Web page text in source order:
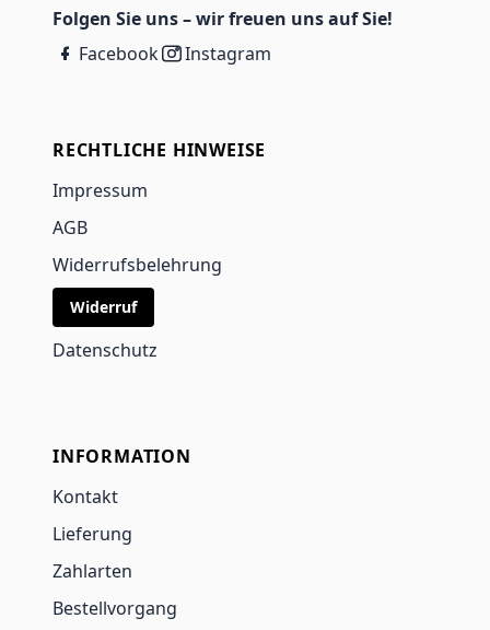
Folgen Sie uns – wir freuen uns auf Sie!
Facebook
Instagram
RECHTLICHE HINWEISE
Impressum
AGB
Widerrufsbelehrung
Widerruf
Datenschutz
INFORMATION
Kontakt
Lieferung
Zahlarten
Bestellvorgang